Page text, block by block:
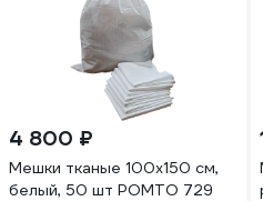
4 800 ₽
Мешки тканые 100x150 см,
белый, 50 шт РОМТО 729